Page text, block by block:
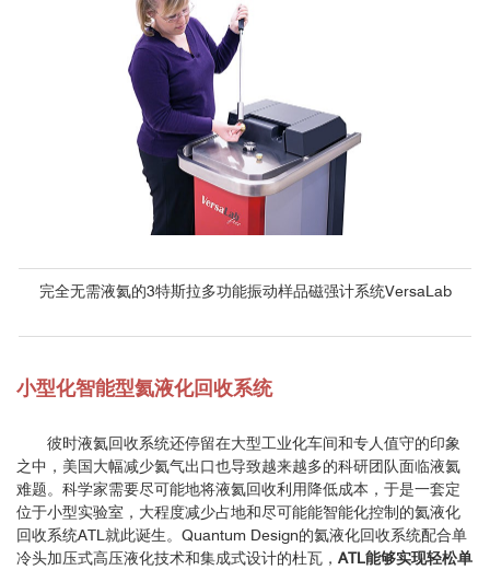
完全无需液氦的3特斯拉多功能振动样品磁强计系统VersaLab
小型化智能型氦液化回收系统
彼时液氦回收系统还停留在大型工业化车间和专人值守的印象
之中，美国大幅减少氦气出口也导致越来越多的科研团队面临液氦
难题。科学家需要尽可能地将液氦回收利用降低成本，于是一套定
位于小型实验室，大程度减少占地和尽可能能智能化控制的氦液化
回收系统ATL就此诞生。Quantum Design的氦液化回收系统配合单
冷头加压式高压液化技术和集成式设计的杜瓦， ATL能够实现轻松单